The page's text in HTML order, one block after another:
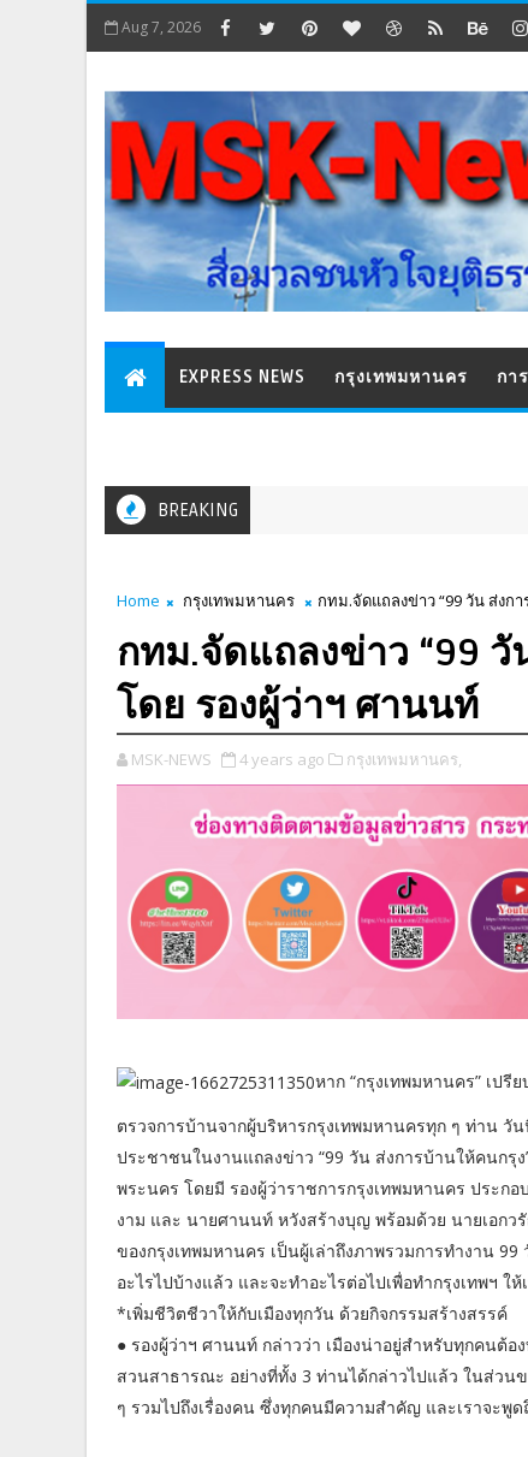
Aug 7, 2026
EXPRESS NEWS กรุงเทพมหานคร กา
BREAKING
Home กรุงเทพมหานคร กทม.จัดแถลงข่าว “99 วัน ส่งก
กทม.จัดแถลงข่าว “99 วั
โดย รองผู้ว่าฯ ศานนท์
MSK-NEWS 4 years ago กรุงเทพมหานคร,
หาก “กรุงเทพมหานคร” เป
ตรวจการบ้านจากผู้บริหารกรุงเทพมหานครทุก ๆ ท่าน วั
ประชาชนในงานแถลงข่าว “99 วัน ส่งการบ้านให้คนกรุ
พระนคร โดยมี รองผู้ว่าราชการกรุงเทพมหานคร ประ
งาม และ นายศานนท์ หวังสร้างบุญ พร้อมด้วย นายเอก
ของกรุงเทพมหานคร เป็นผู้เล่าถึงภาพรวมการทำงาน
อะไรไปบ้างแล้ว และจะทำอะไรต่อไปเพื่อทำกรุงเทพฯ ใ
*เพิ่มชีวิตชีวาให้กับเมืองทุกวัน ด้วยกิจกรรมสร้างสรรค์
● รองผู้ว่าฯ ศานนท์ กล่าวว่า เมืองน่าอยู่สำหรับทุกคนต้
สวนสาธารณะ อย่างที่ทั้ง 3 ท่านได้กล่าวไปแล้ว ในส่วน
ๆ รวมไปถึงเรื่องคน ซึ่งทุกคนมีความสำคัญ และเราจะพูด